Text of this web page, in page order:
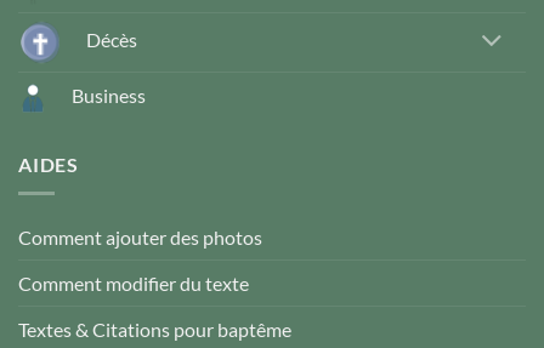
Décès
Business
AIDES
Comment ajouter des photos
Comment modifier du texte
Textes & Citations pour baptême